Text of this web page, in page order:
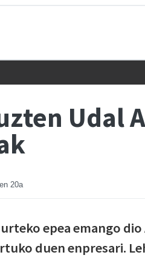
Udal
20a
epea emango
duen enpresari.